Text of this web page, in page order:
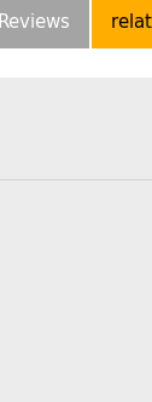
Reviews